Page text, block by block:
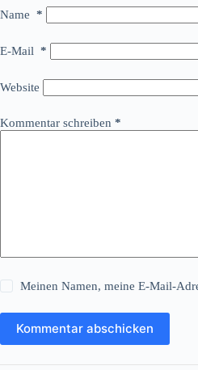
Name *
E-Mail *
Website
Kommentar schreiben *
Meinen Namen, meine E-Mail-
Kommentar abschicken